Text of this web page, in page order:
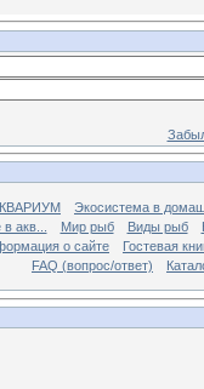
Экосистема в
акв... Мир рыб Виды рыб
о сайте
Гостевая
FAQ (вопрос/ответ)